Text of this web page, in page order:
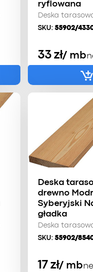
ryflowana
Deska
SKU:55902/
33zł/ mb
Deska
drewno
Syberyjski
gładka
Deska
SKU:55902/
17zł/ mb